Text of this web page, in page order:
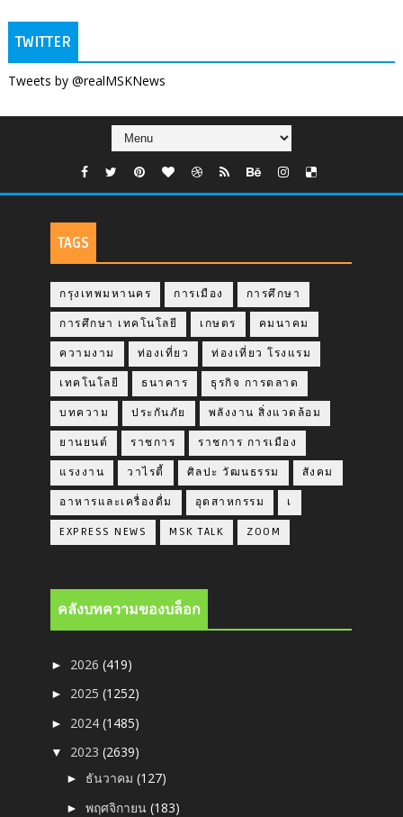
TWITTER
Tweets by @realMSKNews
TAGS
กรุงเทพมหานคร การเมือง การศึกษา
การศึกษา เทคโนโลยี เกษตร คมนาคม
ความงาม ท่องเที่ยว ท่องเที่ยว โรงแรม
เทคโนโลยี ธนาคาร ธุรกิจ การตลาด
บทความ ประกันภัย พลังงาน สิ่งแวดล้อม
ยานยนต์ ราชการ ราชการ การเมือง
แรงงาน วาไรตี้ ศิลปะ วัฒนธรรม สังคม
อาหารและเครื่องดื่ม อุตสาหกรรม เ
EXPRESS NEWS MSK TALK ZOOM
คลังบทความของบล็อก
► 2026(419)
► 2025(1252)
► 2024(1485)
▼ 2023(2639)
► ธันวาคม(127)
►พฤศจิกายน(183)